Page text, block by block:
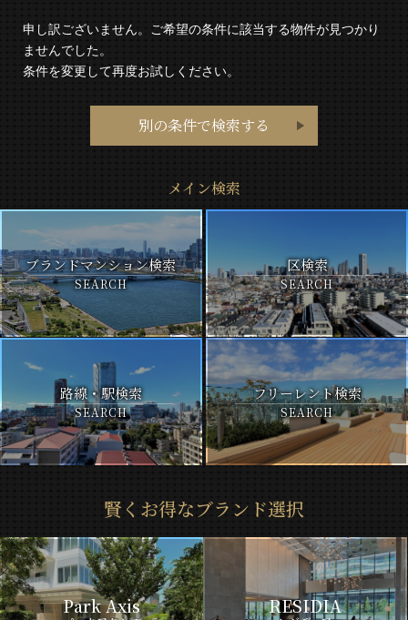
申し訳ございません。ご希望の条件に該当する物件が見つかり
ませんでした。
条件を変更して再度お試しください。
別の条件で検索する
メイン検索
ブランドマンション検索
SEARCH
区検索
SEARCH
路線・駅検索
SEARCH
フリーレント検索
SEARCH
賢くお得なブランド選択
Park Axis RESIDIA